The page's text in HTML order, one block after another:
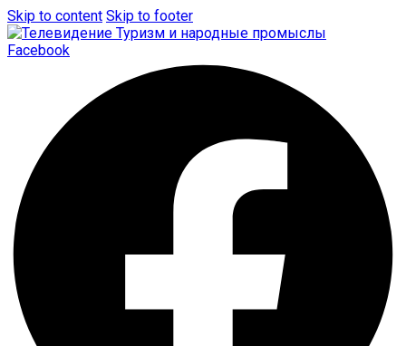
Skip to content Skip to footer
Facebook